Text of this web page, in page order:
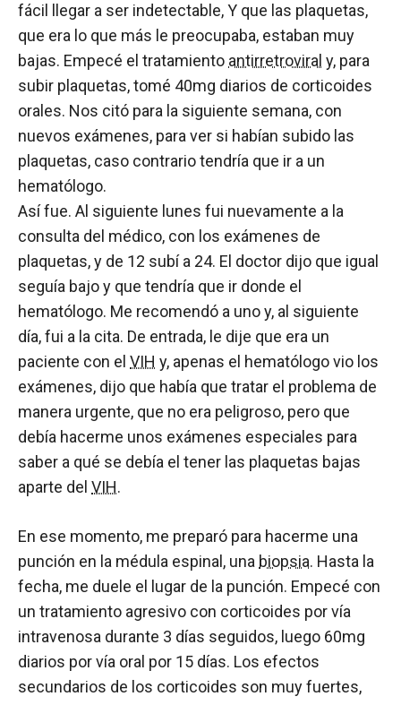
fácil llegar a ser indetectable, Y que las plaquetas,
que era lo que más le preocupaba, estaban muy
bajas. Empecé el tratamiento antirretroviral y, para
subir plaquetas, tomé 40mg diarios de corticoides
orales. Nos citó para la siguiente semana, con
nuevos exámenes, para ver si habían subido las
plaquetas, caso contrario tendría que ir a un
hematólogo.
Así fue. Al siguiente lunes fui nuevamente a la
consulta del médico, con los exámenes de
plaquetas, y de 12 subí a 24. El doctor dijo que igual
seguía bajo y que tendría que ir donde el
hematólogo. Me recomendó a uno y, al siguiente
día, fui a la cita. De entrada, le dije que era un
paciente con el VIH y, apenas el hematólogo vio los
exámenes, dijo que había que tratar el problema de
manera urgente, que no era peligroso, pero que
debía hacerme unos exámenes especiales para
saber a qué se debía el tener las plaquetas bajas
aparte del VIH.
En ese momento, me preparó para hacerme una
punción en la médula espinal, una biopsia. Hasta la
fecha, me duele el lugar de la punción. Empecé con
un tratamiento agresivo con corticoides por vía
intravenosa durante 3 días seguidos, luego 60mg
diarios por vía oral por 15 días. Los efectos
secundarios de los corticoides son muy fuertes,